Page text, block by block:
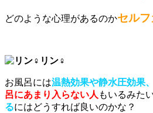
どのような心理があるのかセル
リン♀
お風呂には温熱効果や静水圧効果
呂にあまり入らない人 もいるみた
るにはどうすれば良いのかな？